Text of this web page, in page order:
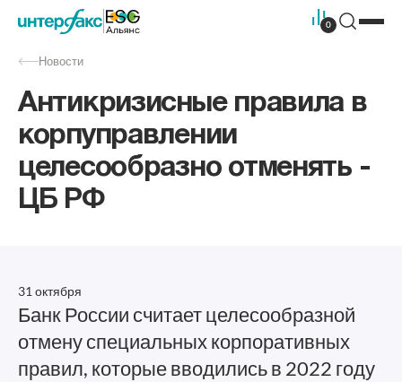
0
Новости
Антикризисные правила в
корпуправлении
целесообразно отменять -
ЦБ РФ
31 октября
Банк России считает целесообразной
отмену специальных корпоративных
правил, которые вводились в 2022 году